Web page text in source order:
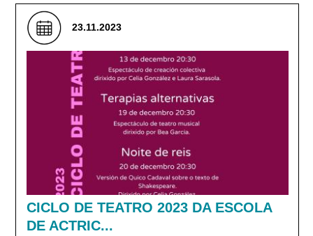
23.11.2023
CICLO DE TEATRO 2023 DA ESCOLA
DE ACTRIC...